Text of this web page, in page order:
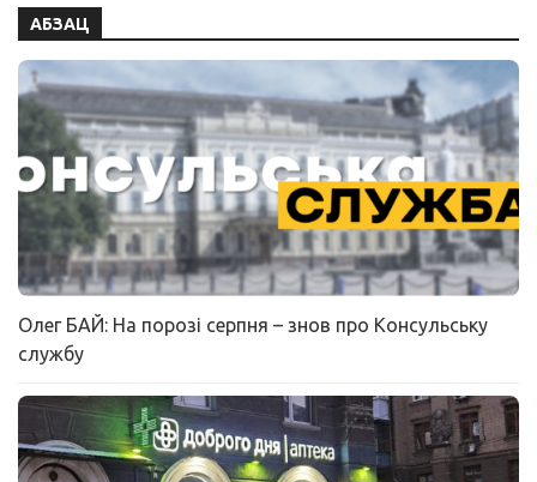
АБЗАЦ
Олег БАЙ: На порозі серпня – знов про Консульську
службу